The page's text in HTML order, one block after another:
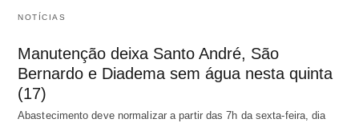
NOTÍCIAS
Manutenção deixa Santo André, São
Bernardo e Diadema sem água nesta quinta
(17)
Abastecimento deve normalizar a partir das 7h da sexta-feira, dia